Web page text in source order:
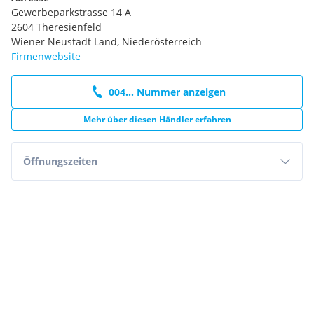
Auf euer kommen freut sich das Team von Quad Area!
Gewerbeparkstrasse 14 A
2604 Theresienfeld
Wiener Neustadt Land, Niederösterreich
Firmenwebsite
004... Nummer anzeigen
Mehr über diesen Händler erfahren
Öffnungszeiten